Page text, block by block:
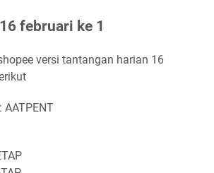
februari ke 1
versi tantangan harian 16
AATPENT